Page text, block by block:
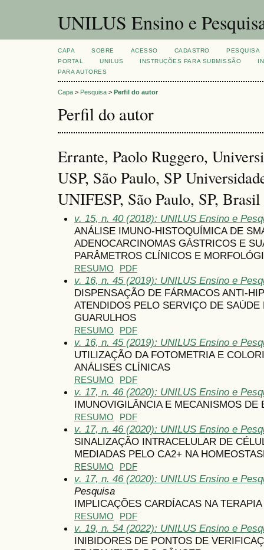
UNILUS Ensino e
CAPA SOBRE ACESSO CADASTRO
PESQUISA
PORTAL
UNILUS INSTRUÇÕES PARA SUBMISSÃO
PARA AUTORES
Capa > Pesquisa > Perfil do autor
Perfil do autor
Errante, Paolo Ruggero,
USP, São Paulo, SP
UNIFESP, São Paulo, SP, Brasil
v. 15, n. 40 (2018): UNILUS Ensino e
ANÁLISE IMUNO-HISTOQUÍMICA DE
ADENOCARCINOMAS GÁSTRICOS E
PARÂMETROS CLÍNICOS E
RESUMO PDF
v. 16, n. 45 (2019): UNILUS Ensino e
DISPENSAÇÃO DE FÁRMACOS ANTI-
ATENDIDOS PELO SERVIÇO DE
GUARULHOS
RESUMO PDF
v. 16, n. 45 (2019): UNILUS Ensino e
UTILIZAÇÃO DA FOTOMETRIA E
ANÁLISES CLÍNICAS
RESUMO PDF
v. 17, n. 46 (2020): UNILUS Ensino e
IMUNOVIGILÂNCIA E MECANISMOS DE
RESUMO PDF
v. 17, n. 46 (2020): UNILUS Ensino e
SINALIZAÇÃO INTRACELULAR DE
MEDIADAS PELO CA2+ NA
RESUMO PDF
v. 17, n. 46 (2020): UNILUS Ensino e
Pesquisa
IMPLICAÇÕES CARDÍACAS NA
RESUMO PDF
v. 19, n. 54 (2022): UNILUS Ensino e
INIBIDORES DE PONTOS DE